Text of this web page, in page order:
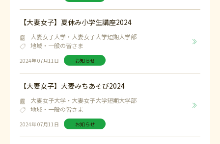
2024年 07月11日 お知らせ
【大妻女子】夏休み小学生講座2024
大妻女子大学・大妻女子大学短期大学部
地域・一般の皆さま
2024年 07月11日 お知らせ
【大妻女子】大妻みちあそび2024
大妻女子大学・大妻女子大学短期大学部
地域・一般の皆さま